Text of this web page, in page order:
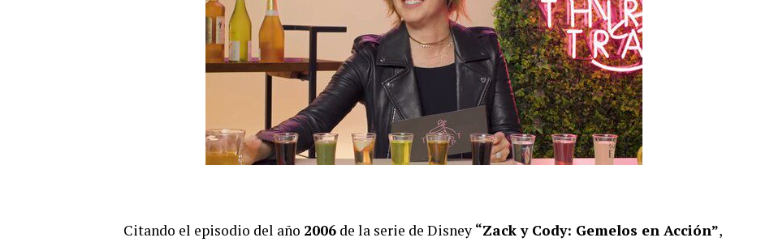
Citando el episodio del año 2006 de la serie de Disney “Zack y Cody: Gemelos en Acción”,